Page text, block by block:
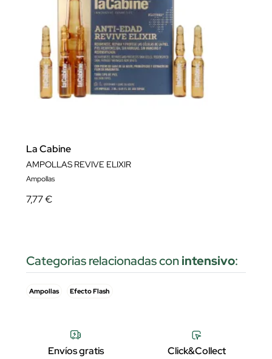
La Cabine
AMPOLLAS REVIVE ELIXIR
Ampollas
7,77 €
Categorias relacionadas conintensivo:
Ampollas Efecto Flash
Envíos gratis Click&Collect